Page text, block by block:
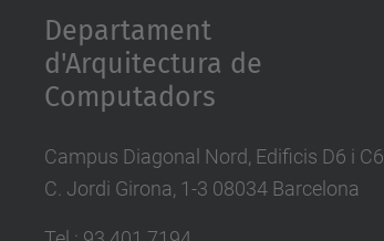
Departament
d'Arquitectura de
Computadors
Campus Diagonal Nord, Edificis D6 i C6
C. Jordi Girona, 1-3 08034 Barcelona